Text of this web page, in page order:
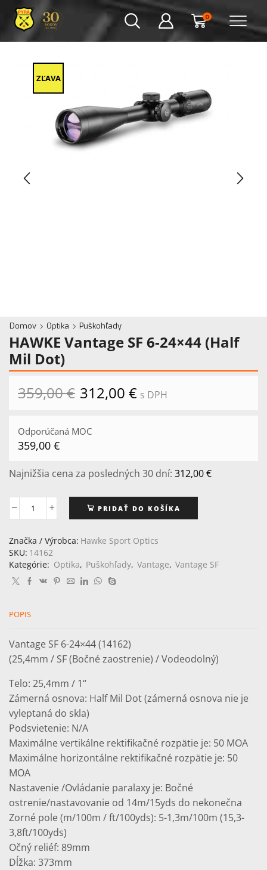
0
ZĽAVA
Domov Optika Puškohľady
HAWKE Vantage SF 6-24×44 (Half
Mil Dot)
359,00€ Pôvodná
cena
359,00 €.
312,00 €Aktuálna
cena
s DPH
Odporúčaná MOC
359,00 €
Najnižšia cena za posledných 30 dní: 312,00€
množstvo
Vantage
SF
6-
(Half
PRIDAŤ DO KOŠÍKA
Značka / Výrobca: Hawke Sport Optics
SKU: 14162
Kategórie: Optika, Puškohľady, Vantage, Vantage SF
POPIS
Vantage SF 6-24×44 (14162)
(25,4mm / SF (Bočné zaostrenie) / Vodeodolný)
Telo: 25,4mm / 1“
Zámerná osnova: Half Mil Dot (zámerná osnova nie je
vyleptaná do skla)
Podsvietenie: N/A
Maximálne vertikálne rektifikačné rozpätie je: 50 MOA
Maximálne horizontálne rektifikačné rozpätie je: 50
MOA
Nastavenie /Ovládanie paralaxy je: Bočné
ostrenie/nastavovanie od 14m/15yds do nekonečna
Zorné pole (m/100m / ft/100yds): 5-1,3m/100m (15,3-
3,8ft/100yds)
Očný reliéf: 89mm
Dĺžka: 373mm